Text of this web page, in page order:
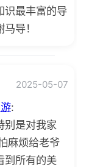
识最丰富的导
导！
2025-05-07
:
别是对我家
麻烦给老爷
到所有的美